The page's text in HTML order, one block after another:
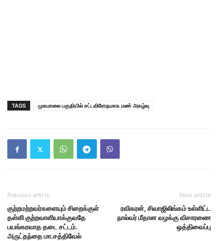
TAGS முகமாலை பகுதியில் சட்டவிரோதமாக மண் அகழ்வு
Previous article
குற்றமற்றவர்களையும் சிறைக்குள்
தள்ளி குற்றவாளியாக்குவதே
பயங்கரவாத தடை சட்டம்.
அருட்தந்தை மா.சத்திவேல்
Next article
ரவிகரன், சிவாஜிலிங்கம் உள்ளிட்ட
நால்வர் மீதான வழக்கு விசாரணை
ஒத்திவைப்பு